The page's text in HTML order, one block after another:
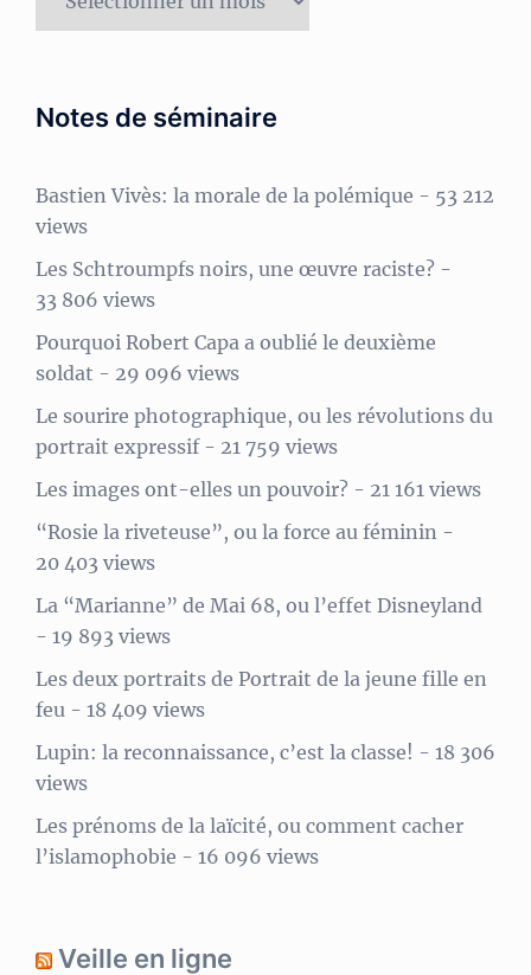
Notes de séminaire
Bastien Vivès: la morale de la polémique - 53 212
views
Les Schtroumpfs noirs, une œuvre raciste? -
33 806 views
Pourquoi Robert Capa a oublié le deuxième
soldat - 29 096 views
Le sourire photographique, ou les révolutions du
portrait expressif- 21 759 views
Les images ont-elles un pouvoir? - 21 161 views
“Rosie la riveteuse”, ou la force au féminin -
20 403 views
La “Marianne” de Mai 68, ou l’effet Disneyland
- 19 893 views
Les deux portraits de Portrait de la jeune fille en
feu - 18 409 views
Lupin: la reconnaissance, c’est la classe! - 18 306
views
Les prénoms de la laïcité, ou comment cacher
l’islamophobie - 16 096 views
Veille en ligne